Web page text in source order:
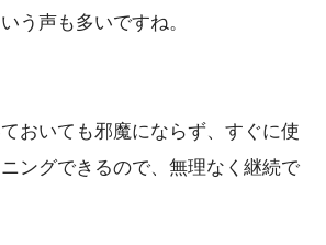
う声も多いですね。
おいても邪魔にならず、すぐに使
ングできるので、無理なく継続で